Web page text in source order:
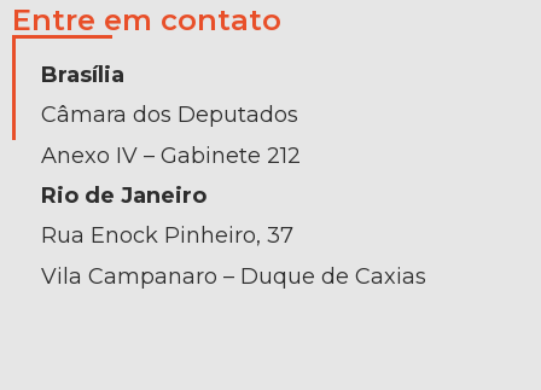
Entre em contato
Brasília
Câmara dos Deputados
Anexo IV – Gabinete 212
Rio de Janeiro
Rua Enock Pinheiro, 37
Vila Campanaro – Duque de Caxias